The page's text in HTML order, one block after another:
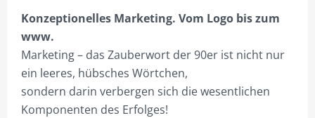
SEI DOCH MAL CREATIV.
FIRMEN VERPACKEN.
ONLINE ERFOLGREICHER.
CORPORATE MARKETING.
Konzeptionelles Marketing. Vom Logo bis zum
www.
Marketing – das Zauberwort der 90er ist nicht nur
ein leeres, hübsches Wörtchen,
sondern darin verbergen sich die wesentlichen
Komponenten des Erfolges!